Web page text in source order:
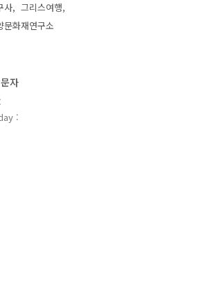
사
그리스여행
문화재연구소
자
: